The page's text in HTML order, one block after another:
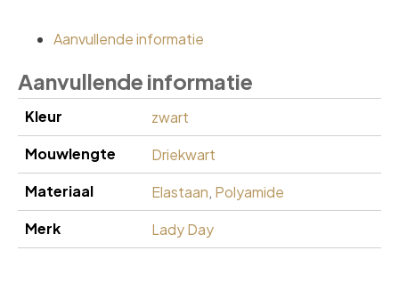
Aanvullende informatie
Aanvullende informatie
Kleur
zwart
Mouwlengte
Driekwart
Materiaal
Elastaan, Polyamide
Merk
Lady Day